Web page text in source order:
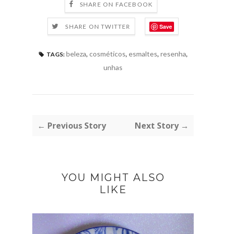
SHARE ON FACEBOOK
SHARE ON TWITTER Save
TAGS: beleza, cosméticos, esmaltes, resenha,
unhas
← Previous Story Next Story →
YOU MIGHT ALSO
LIKE